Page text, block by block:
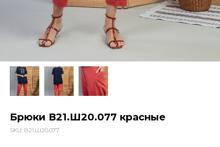
Брюки В21.Ш20.077 красные
SKU: В21.Ш20.077